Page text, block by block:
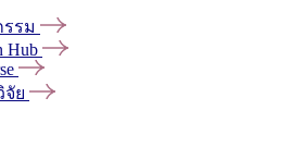
รม
Hub
จัย